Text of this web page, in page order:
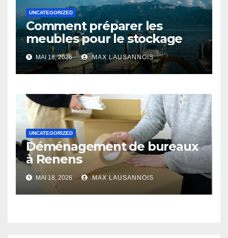
UNCATEGORIZED
Comment préparer les
meubles pour le stockage
MAI 18, 2026 MAX LAUSANNOIS
UNCATEGORIZED
Déménagement de bureaux
à Renens
MAI 18, 2026 MAX LAUSANNOIS